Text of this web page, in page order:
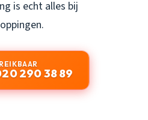
is echt alles bij
290 38 89